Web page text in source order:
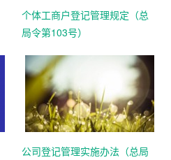
个体工商户登记管理规定（总
局令第103号）
公司登记管理实施办法（总局